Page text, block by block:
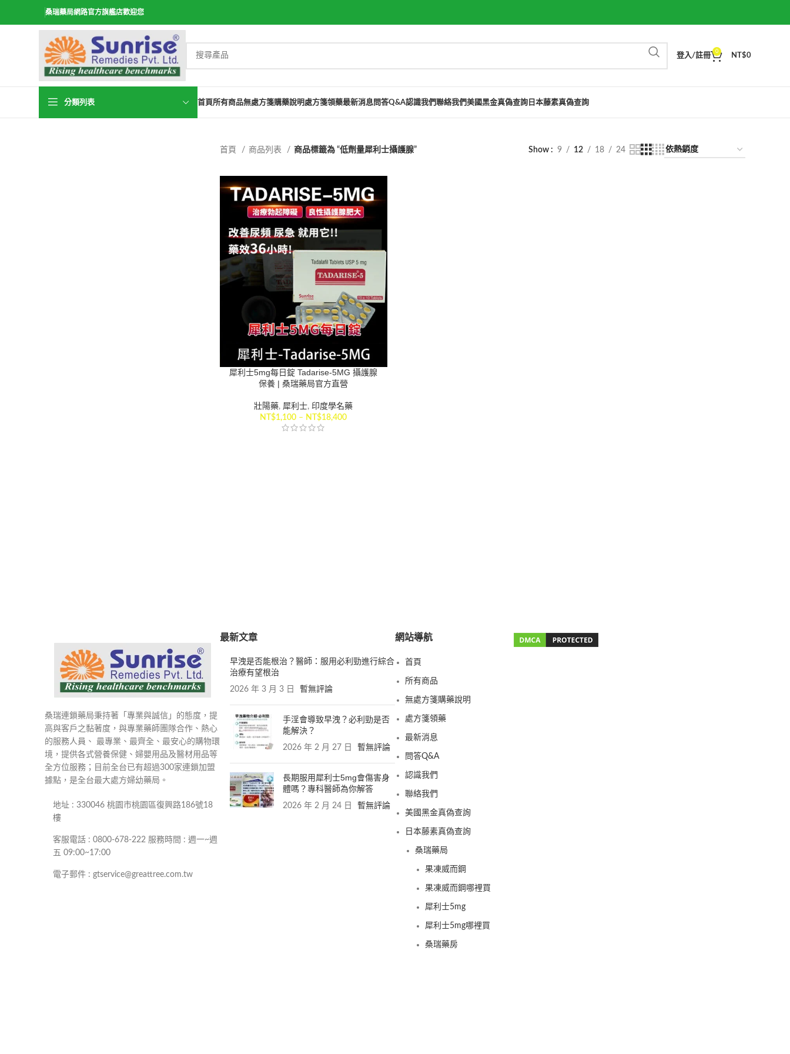
桑瑞藥局網路官方旗艦店歡迎您
登入/註冊
0
NT$0
分類列表 首頁所有商品無處方箋購藥說明 處方箋領藥最新消息 問答Q&A認識我們聯絡我們美國黑金真偽查詢 日本藤素真偽查詢
首頁 商品列表 商品標籤為 “低劑量犀利士攝護腺” Show 9 12 18 24
犀利士5mg每日錠 Tadarise-5MG 攝護腺
保養 | 桑瑞藥局官方直營
壯陽藥, 犀利士, 印度學名藥
NT$1,100 – NT$18,400
桑瑞連鎖藥局秉持著「專業與誠信」的態度，提
高與客戶之黏著度，與專業藥師團隊合作、熱心
的服務人員、 最專業、最齊全、最安心的購物環
境，提供各式營養保健、婦嬰用品及醫材用品等
全方位服務；目前全台已有超過300家連鎖加盟
據點，是全台最大處方婦幼藥局。
地址 : 330046 桃園市桃園區復興路186號18
樓
客服電話 : 0800-678-222 服務時間 : 週一~週
五 09:00~17:00
電子郵件 : gtservice@greattree.com.tw
最新文章
早洩是否能根治？醫師：服用必利勁進行綜合
治療有望根治
2026 年 3 月 3 日 暫無評論
手淫會導致早洩？必利勁是否
能解決？
2026 年 2 月 27 日 暫無評論
長期服用犀利士5mg會傷害身
體嗎？專科醫師為你解答
2026 年 2 月 24 日 暫無評論
網站導航
首頁
所有商品
無處方箋購藥說明
處方箋領藥
最新消息
問答Q&A
認識我們
聯絡我們
美國黑金真偽查詢
日本藤素真偽查詢
桑瑞藥局
果凍威而鋼
果凍威而鋼哪裡買
犀利士5mg
犀利士5mg哪裡買
桑瑞藥房